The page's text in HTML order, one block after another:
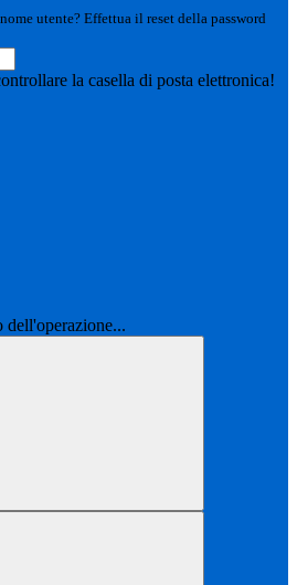
utente? Effettua il reset della password
la casella di posta elettronica!
dell'operazione...